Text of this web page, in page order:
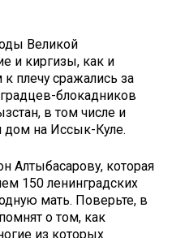
Великой
и киргизы, как и
плечу сражались за
блокадников
в том числе и
дом на Иссык-Куле.
Алтыбасарову, которая
150 ленинградских
мать. Поверьте, в
о том, как
из которых